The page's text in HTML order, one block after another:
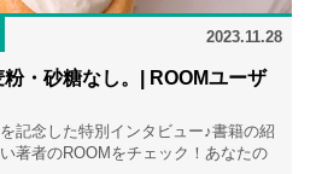
2023.11.28
・砂糖なし。| ROOMユーザ
記念した特別インタビュー♪書籍の紹
著者のROOMをチェック！あなたの